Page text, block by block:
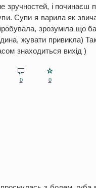
зручностей, і починаєш
Супи я варила як
зрозуміла що
жувати привикла)
знаходиться вихід )
0 0